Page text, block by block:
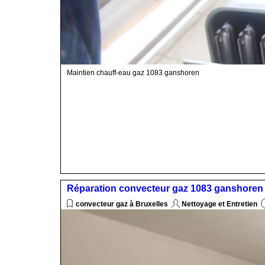
Maintien chauff-eau gaz 1083 ganshoren
Réparation convecteur gaz 1083 ganshoren
convecteur gaz à Bruxelles Nettoyage et Entretien